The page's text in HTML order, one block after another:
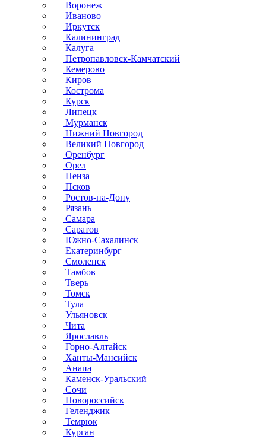
Воронеж
Иваново
Иркутск
Калининград
Калуга
Петропавловск-Камчатский
Кемерово
Киров
Кострома
Курск
Липецк
Мурманск
Нижний Новгород
Великий Новгород
Оренбург
Орел
Пенза
Псков
Ростов-на-Дону
Рязань
Самара
Саратов
Южно-Сахалинск
Екатеринбург
Смоленск
Тамбов
Тверь
Томск
Тула
Ульяновск
Чита
Ярославль
Горно-Алтайск
Ханты-Мансийск
Анапа
Каменск-Уральский
Сочи
Новороссийск
Геленджик
Темрюк
Курган